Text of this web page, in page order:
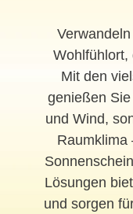
Wohlfühlort,
Mit den
genießen
und Wind,
Raumklima
Lösungen
und sorgen